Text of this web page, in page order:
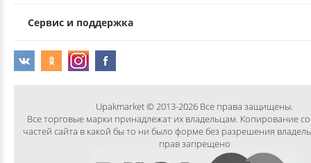
Сервис и поддержка
Upakmarket © 2013-2026 Все права защищены.
Все торговые марки принадлежат их владельцам. Копирование
частей сайта в какой бы то ни было форме без разрешения
прав запрещено